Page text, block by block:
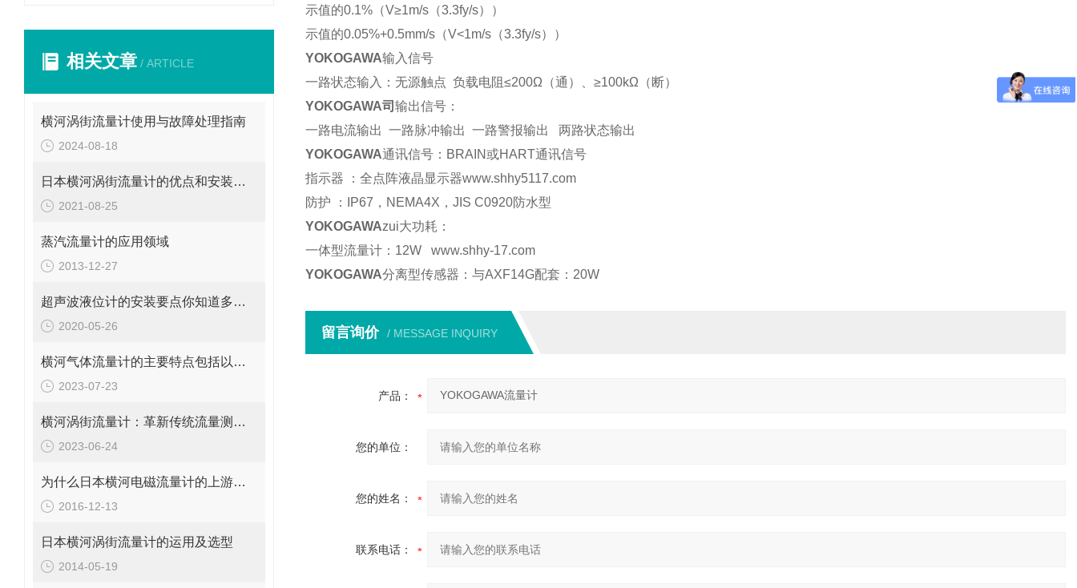
相关文章 / ARTICLE
横河涡街流量计使用与故障处理指南
2024-08-18
日本横河涡街流量计的优点和安装使用条件说明
2021-08-25
蒸汽流量计的应用领域
2013-12-27
超声波液位计的安装要点你知道多少？
2020-05-26
横河气体流量计的主要特点包括以下几个方面
2023-07-23
横河涡街流量计：革新传统流量测量的利器
2023-06-24
为什么日本横河电磁流量计的上游需要一定长度的直管段
2016-12-13
日本横河涡街流量计的运用及选型
2014-05-19
示值的0.1%（V≥1m/s（3.3fy/s））
示值的0.05%+0.5mm/s（V<1m/s（3.3fy/s））
YOKOGAWA输入信号
一路状态输入：无源触点 负载电阻≤200Ω（通）、≥100kΩ（断）
YOKOGAWA司 输出信号：
一路电流输出 一路脉冲输出 一路警报输出 两路状态输出
YOKOGAWA通讯信号：BRAIN或HART通讯信号
指示器 ：全点阵液晶显示器www.shhy5117.com
防护 ：IP67，NEMA4X，JIS C0920防水型
YOKOGAWAzui大功耗：
一体型流量计：12W www.shhy-17.com
YOKOGAWA分离型传感器：与AXF14G配套：20W
留言询价 / MESSAGE INQUIRY
产品：
您的单位：
您的姓名：
联系电话：